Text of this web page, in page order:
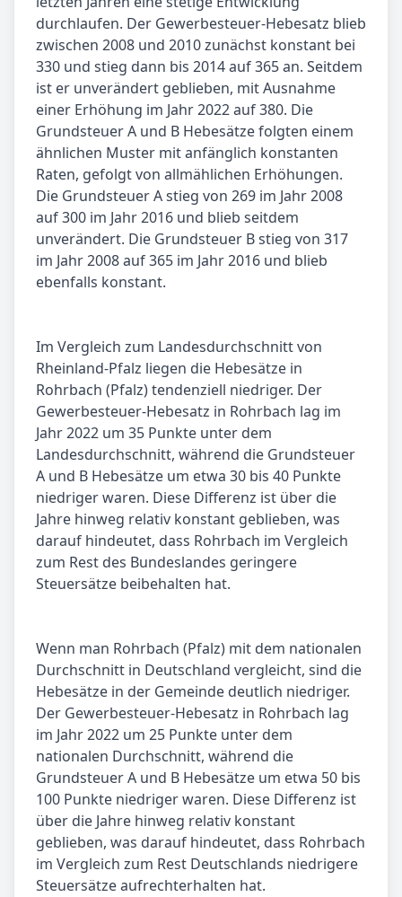
durchlaufen. Der Gewerbesteuer-Hebesatz blieb
zwischen 2008 und 2010 zunächst konstant bei
330 und stieg dann bis 2014 auf 365 an. Seitdem
ist er unverändert geblieben, mit Ausnahme
einer Erhöhung im Jahr 2022 auf 380. Die
Grundsteuer A und B Hebesätze folgten einem
ähnlichen Muster mit anfänglich konstanten
Raten, gefolgt von allmählichen Erhöhungen.
Die Grundsteuer A stieg von 269 im Jahr 2008
auf 300 im Jahr 2016 und blieb seitdem
unverändert. Die Grundsteuer B stieg von 317
im Jahr 2008 auf 365 im Jahr 2016 und blieb
ebenfalls konstant.
Im Vergleich zum Landesdurchschnitt von
Rheinland-Pfalz liegen die Hebesätze in
Rohrbach (Pfalz) tendenziell niedriger. Der
Gewerbesteuer-Hebesatz in Rohrbach lag im
Jahr 2022 um 35 Punkte unter dem
Landesdurchschnitt, während die Grundsteuer
A und B Hebesätze um etwa 30 bis 40 Punkte
niedriger waren. Diese Differenz ist über die
Jahre hinweg relativ konstant geblieben, was
darauf hindeutet, dass Rohrbach im Vergleich
zum Rest des Bundeslandes geringere
Steuersätze beibehalten hat.
Wenn man Rohrbach (Pfalz) mit dem nationalen
Durchschnitt in Deutschland vergleicht, sind die
Hebesätze in der Gemeinde deutlich niedriger.
Der Gewerbesteuer-Hebesatz in Rohrbach lag
im Jahr 2022 um 25 Punkte unter dem
nationalen Durchschnitt, während die
Grundsteuer A und B Hebesätze um etwa 50 bis
100 Punkte niedriger waren. Diese Differenz ist
über die Jahre hinweg relativ konstant
geblieben, was darauf hindeutet, dass Rohrbach
im Vergleich zum Rest Deutschlands niedrigere
Steuersätze aufrechterhalten hat.